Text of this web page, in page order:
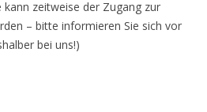
zeitweise der Zugang zur
– bitte informieren Sie sich vor
bei uns!)